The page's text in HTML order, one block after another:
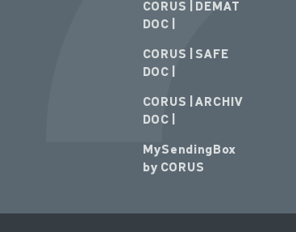
CORUS | DEMAT
DOC |
CORUS | SAFE
DOC |
CORUS | ARCHIV
DOC |
MySendingBox
by CORUS